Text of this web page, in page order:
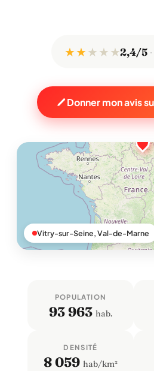
★ ★★ ★ ★2,4/5
Donner mon avis
Vitry-sur-Seine, Val-de-Marne
POPULATION
93 963 hab.
DENSITÉ
8 059 hab/km²